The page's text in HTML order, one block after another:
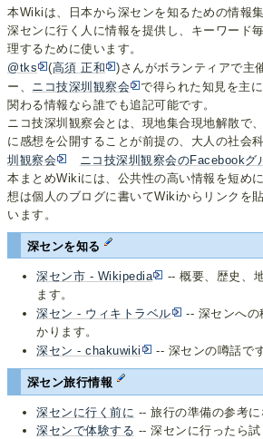
本Wikiは、日本から深センを知るための情報集
深センに行く人に情報を提供し、キーワード
理するために使います。
@tks
(高須 正和
)さんがボランティアで主
ー、 ニコ技深圳観察会
で得られた知見を主
関わる情報なら誰でも追記可能です。
ニコ技深圳観察会とは、現地集合現地解散で
に感想を公開することが前提の、大人の社会
圳観察会
ニコ技深圳観察会のFacebookグ
本まとめWikiには、公共性の高い情報を短め
想は個人のブログに書いてWikiからリンクを
います。
深センを知る
深セン市 - Wikipedia
-- 概要、歴史、
ます。
深セン - ウィキトラベル
-- 深センへの
かります。
深セン - chakuwiki
-- 深センの噂話です
深セン旅行情報
深センに行く前に -- 旅行の準備の参考に
深センで体験する -- 深センに行ったら試